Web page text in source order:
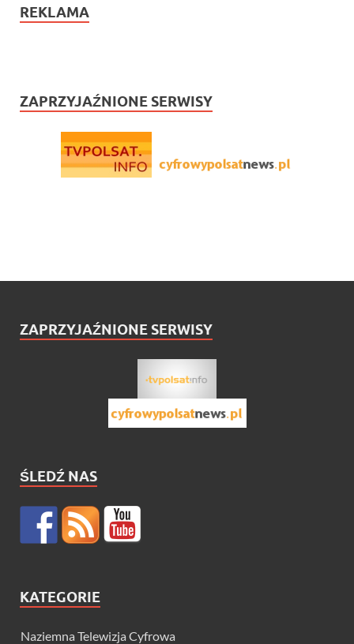
REKLAMA
ZAPRZYJAŹNIONE SERWISY
ZAPRZYJAŹNIONE SERWISY
ŚLEDŹ NAS
KATEGORIE
Naziemna Telewizja Cyfrowa